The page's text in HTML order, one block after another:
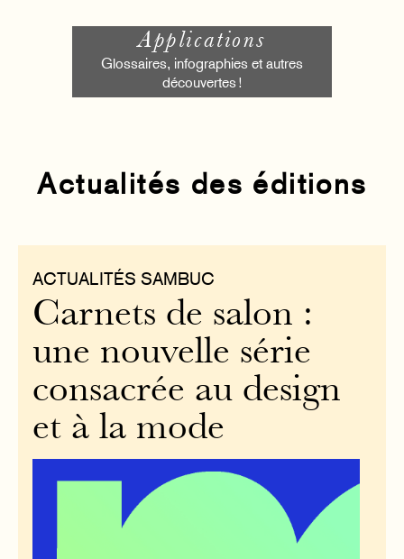
Applications
Glossaires, infographies et autres
découvertes !
Actualités des éditions
ACTUALITÉS SAMBUC
Carnets de salon :
une nouvelle série
consacrée au design
et à la mode